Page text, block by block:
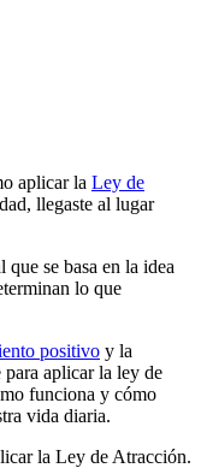
aplicar la Ley de
llegaste al lugar
se basa en la idea
lo que
positivo y la
para aplicar la ley de
funciona y cómo
vida diaria.
la Ley de Atracción.